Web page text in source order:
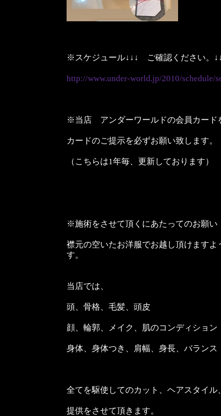
※スケジュール↓↓↓ ご確認ください。
http://www.under-world.jp/2010/schedule/
※当店 アンダーワールドの会員カード
カードのご提示を必ずお願い致します。
（こちらは1年毎、更新しております）
※施術をさせて頂くにあたってのお願い
襟元の空いたお洋服でお越し頂けます
す。
当店では、
頭、骨格、毛髪、頭皮
顔、輪郭、メイク、肌のコンディション
身体、身体つき、肩幅、身長、バランス
全てを駆使してのカット、ヘアスタイル
提供をさせて頂きます。